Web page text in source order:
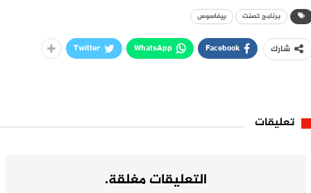
برنامج تصنت بيغاسوس
شارك Facebook
WhatsApp
Twitter
تعليقات
التعليقات مغلقة.